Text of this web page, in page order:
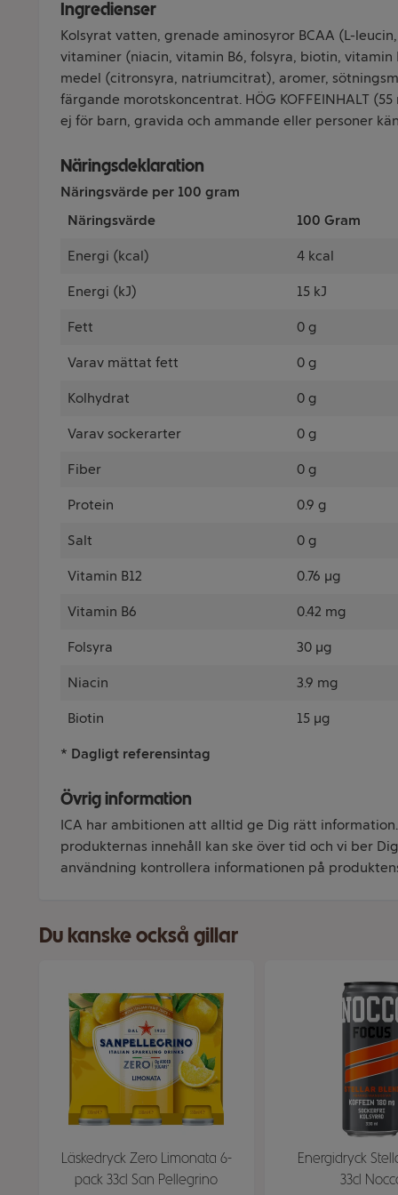
Ingredienser
Kolsyrat vatten, grenade aminosyror BCAA (L-
vitaminer (niacin, vitamin B6, folsyra, biotin, vitamin
medel (citronsyra, natriumcitrat), aromer,
färgande morotskoncentrat. HÖG KOFFEINHALT
ej för barn, gravida och ammande eller personer
Näringsdeklaration
Näringsvärde per 100 gram
Näringsvärde
100 Gram
Energi (kcal) 4 kcal
Energi (kJ) 15 kJ
Fett 0 g
Varav mättat fett 0 g
Kolhydrat 0 g
Varav sockerarter 0 g
Fiber 0 g
Protein 0.9 g
Salt 0 g
Vitamin B12 0.76 µg
Vitamin B6 0.42 mg
Folsyra 30 µg
Niacin 3.9 mg
Biotin 15 µg
* Dagligt referensintag
Övrig information
ICA har ambitionen att alltid ge Dig rätt
produkternas innehåll kan ske över tid och vi ber
användning kontrollera informationen på
Du kanske också gillar
Läskedryck Zero Limonata 6-
pack 33cl San Pellegrino
Energidryck
33cl